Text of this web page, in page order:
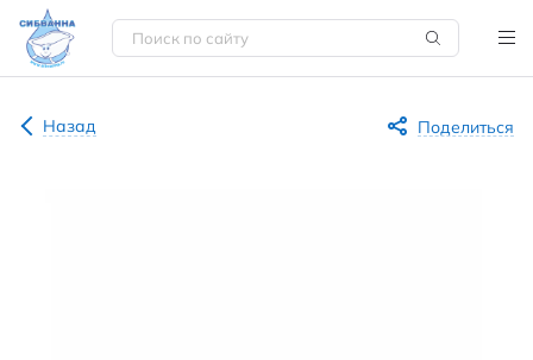
Назад Поделиться